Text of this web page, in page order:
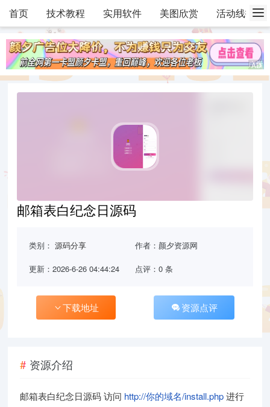
首页 技术教程 实用软件 美图欣赏 活动线报
邮箱表白纪念日源码
类别：源码分享 作者：颜夕资源网
更新：2026-6-26 04:44:24 点评：0 条
下载地址 资源点评
资源介绍
邮箱表白纪念日源码 访问 http://你的域名/install.php进行